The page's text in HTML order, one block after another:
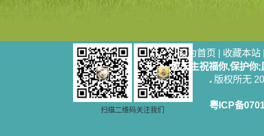
读，一面想过着他们这样圣善的生
想到我有一天还要见到他们，亲耳聆
听他们的教诲，伴随在他们的身边，
和他们一起赞颂吾主，想到那使我欣
喜欢乐的甜蜜的相会，这世界对于我
一点吸引力都没有了。 从这些书
籍里，我认识了许多爱主的人，他们
使我更亲近主，帮助我更深的认识扫描二维码关注我们
设为首页 | 收藏本站
愿天主祝福你,保护你
版权所无
粤ICP备